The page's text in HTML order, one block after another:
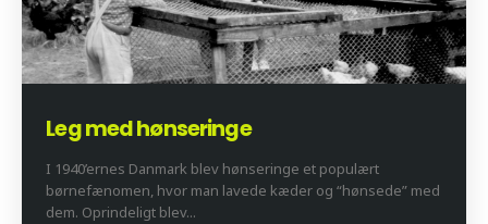
Leg med hønseringe
I 1940’ernes Danmark blev hønseringe et populært
børnefænomen, hvor man lavede kæder og “hønsede” med
dem. Oprindeligt blev...